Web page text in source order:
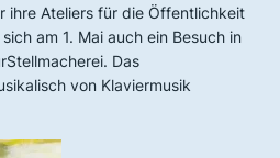
ihre Ateliers für die Öffentlichkeit
am 1. Mai auch ein Besuch in
Das
von Klaviermusik